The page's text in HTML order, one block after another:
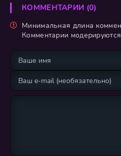
КОММЕНТАРИИ (0)
Минимальная длина
Комментарии модерируются